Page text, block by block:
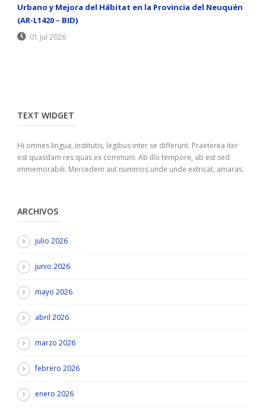
Urbano y Mejora del Hábitat en la Provincia del Neuquén
(AR-L1420 – BID)
01 Jul 2026
TEXT WIDGET
Hi omnes lingua, institutis, legibus inter se differunt. Praeterea iter
est quasdam res quas ex communi. Ab illo tempore, ab est sed
immemorabili. Mercedem aut nummos unde unde extricat, amaras.
ARCHIVOS
julio 2026
junio 2026
mayo 2026
abril 2026
marzo 2026
febrero 2026
enero 2026